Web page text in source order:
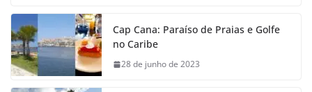
Cap Cana: Paraíso de Praias e Golfe
no Caribe
28 de junho de 2023